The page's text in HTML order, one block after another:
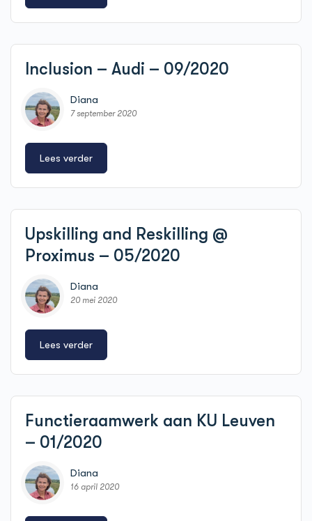
Inclusion – Audi – 09/2020
Diana
7 september 2020
Lees verder
Upskilling and Reskilling @
Proximus – 05/2020
Diana
20 mei 2020
Lees verder
Functieraamwerk aan KU Leuven
– 01/2020
Diana
16 april 2020